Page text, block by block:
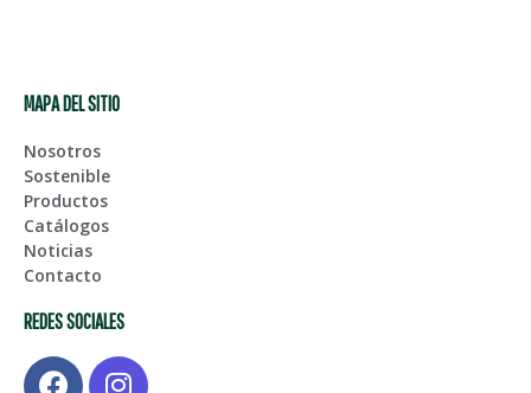
MAPA DEL SITIO
Nosotros
Sostenible
Productos
Catálogos
Noticias
Contacto
REDES SOCIALES